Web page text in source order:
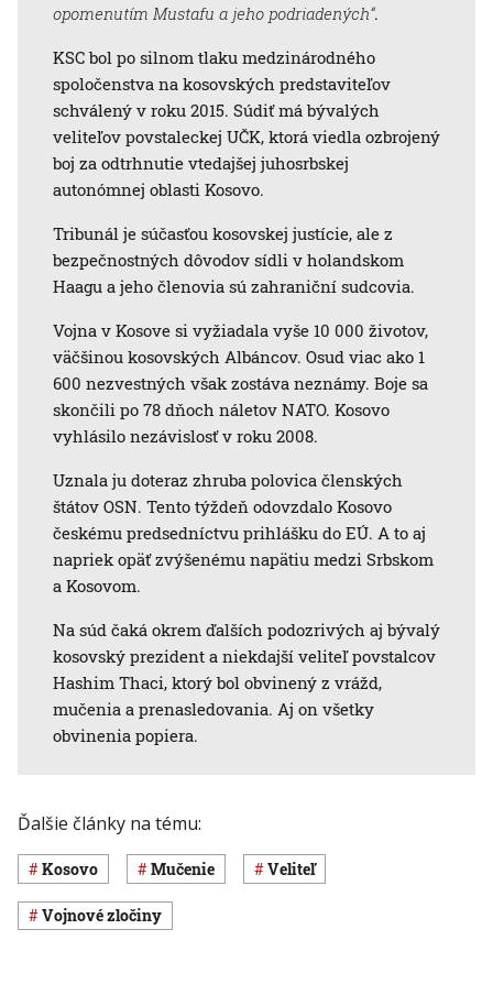
opomenutím Mustafu a jeho podriadených“.
KSC bol po silnom tlaku medzinárodného
spoločenstva na kosovských predstaviteľov
schválený v roku 2015. Súdiť má bývalých
veliteľov povstaleckej UČK, ktorá viedla ozbrojený
boj za odtrhnutie vtedajšej juhosrbskej
autonómnej oblasti Kosovo.
Tribunál je súčasťou kosovskej justície, ale z
bezpečnostných dôvodov sídli v holandskom
Haagu a jeho členovia sú zahraniční sudcovia.
Vojna v Kosove si vyžiadala vyše 10 000 životov,
väčšinou kosovských Albáncov. Osud viac ako 1
600 nezvestných však zostáva neznámy. Boje sa
skončili po 78 dňoch náletov NATO. Kosovo
vyhlásilo nezávislosť v roku 2008.
Uznala ju doteraz zhruba polovica členských
štátov OSN. Tento týždeň odovzdalo Kosovo
českému predsedníctvu prihlášku do EÚ. A to aj
napriek opäť zvýšenému napätiu medzi Srbskom
a Kosovom.
Na súd čaká okrem ďalších podozrivých aj bývalý
kosovský prezident a niekdajší veliteľ povstalcov
Hashim Thaci, ktorý bol obvinený z vrážd,
mučenia a prenasledovania. Aj on všetky
obvinenia popiera.
Ďalšie články na tému:
Kosovo mučenie veliteľ
vojnové zločiny